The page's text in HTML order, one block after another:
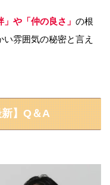
」や「仲の良さ」 の根
雰囲気の秘密と言え
】Q＆A